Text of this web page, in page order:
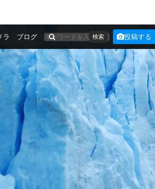
ラ ブログ 検索 投稿する